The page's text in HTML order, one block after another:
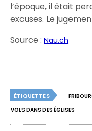
l’époque, il était
excuses. Le
Source :Nau.ch
ÉTIQUETTES
VOLS DANS DES ÉGLISES